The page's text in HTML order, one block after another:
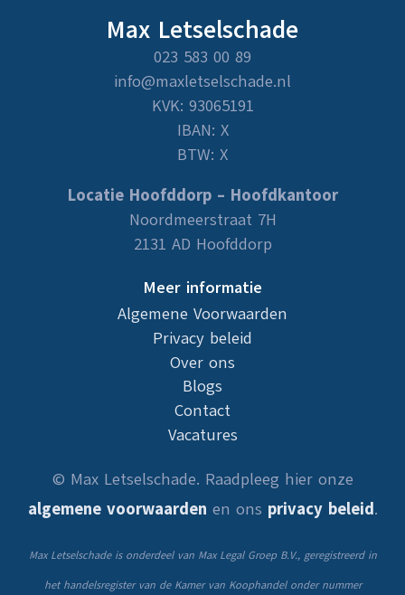
Max Letselschade
023 583 00 89
info@maxletselschade.nl
KVK: 93065191
IBAN: X
BTW: X
Locatie Hoofddorp – Hoofdkantoor
Noordmeerstraat 7H
2131 AD Hoofddorp
Meer informatie
Algemene Voorwaarden
Privacy beleid
Over ons
Blogs
Contact
Vacatures
© Max Letselschade. Raadpleeg hier onze
algemene voorwaarden en ons privacy beleid.
Max Letselschade is onderdeel van Max Legal Groep B.V., geregistreerd in
het handelsregister van de Kamer van Koophandel onder nummer